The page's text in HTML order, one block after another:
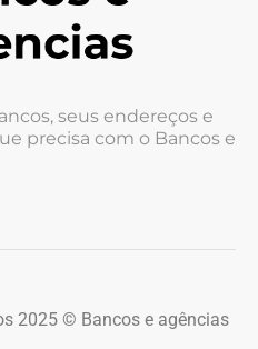
seus endereços e
precisa com o Bancos e
2025 © Bancos e agências